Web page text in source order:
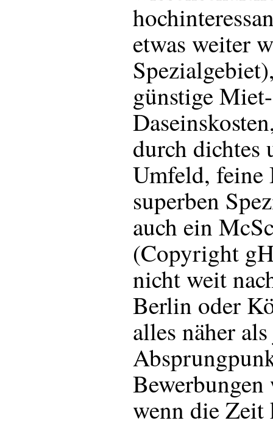
etwas weiter
günstige
durch dichtes
Umfeld,
superben
auch ein
(Copyright
nicht weit
Berlin oder
alles näher
wenn die Zeit